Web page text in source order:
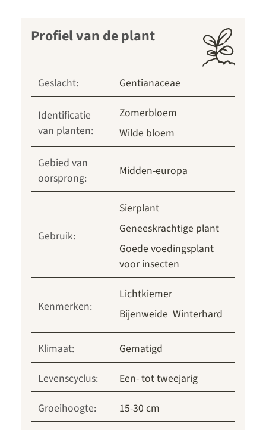
Profiel van de plant
Geslacht: Gentianaceae
Identificatie
van planten:
Zomerbloem
Wilde bloem
Gebied van
oorsprong:
Midden-europa
Gebruik:
Sierplant
Geneeskrachtige plant
Goede voedingsplant
voor insecten
Kenmerken:
Lichtkiemer
Bijenweide Winterhard
Klimaat:
Gematigd
Levenscyclus:
Een- tot tweejarig
Groeihoogte:
15-30 cm